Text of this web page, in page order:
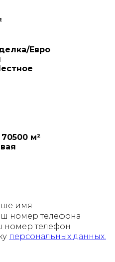
Евро
70500 м²
имя
номер телефона
номер телефон
персональных данных.